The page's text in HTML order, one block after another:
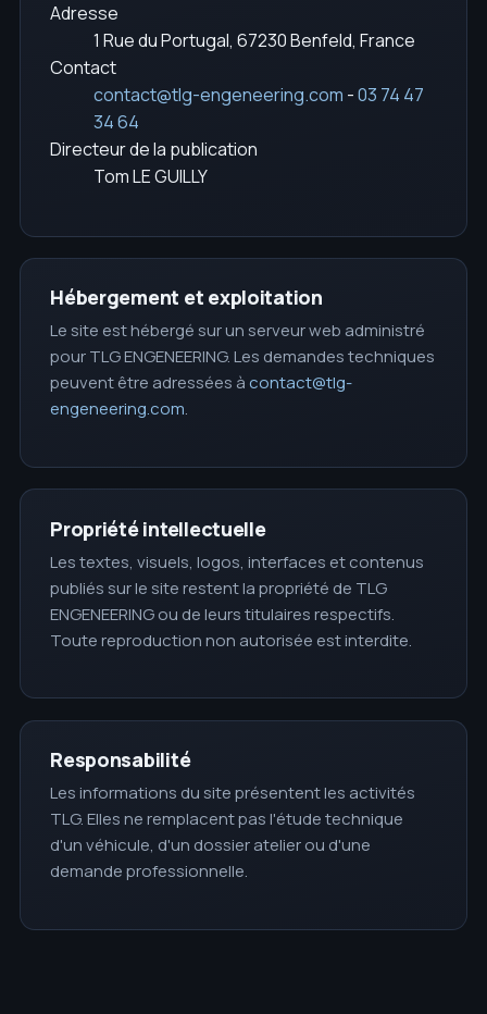
Adresse
1 Rue du Portugal, 67230 Benfeld, France
Contact
contact@tlg-engeneering.com -03 74 47
34 64
Directeur de la publication
Tom LE GUILLY
Hébergement et exploitation
Le site est hébergé sur un serveur web administré
pour TLG ENGENEERING. Les demandes techniques
peuvent être adressées àcontact@tlg-
engeneering.com.
Propriété intellectuelle
Les textes, visuels, logos, interfaces et contenus
publiés sur le site restent la propriété de TLG
ENGENEERING ou de leurs titulaires respectifs.
Toute reproduction non autorisée est interdite.
Responsabilité
Les informations du site présentent les activités
TLG. Elles ne remplacent pas l'étude technique
d'un véhicule, d'un dossier atelier ou d'une
demande professionnelle.